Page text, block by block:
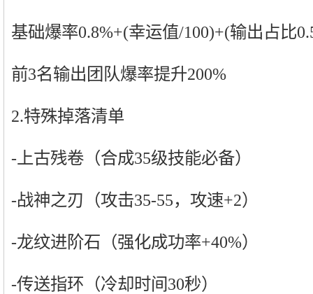
基础爆率0.8%+(幸运值/100)+(输出占比
前3名输出团队爆率提升200%
2.特殊掉落清单
-上古残卷（合成35级技能必备）
-战神之刃（攻击35-55，攻速+2）
-龙纹进阶石（强化成功率+40%）
-传送指环（冷却时间30秒）